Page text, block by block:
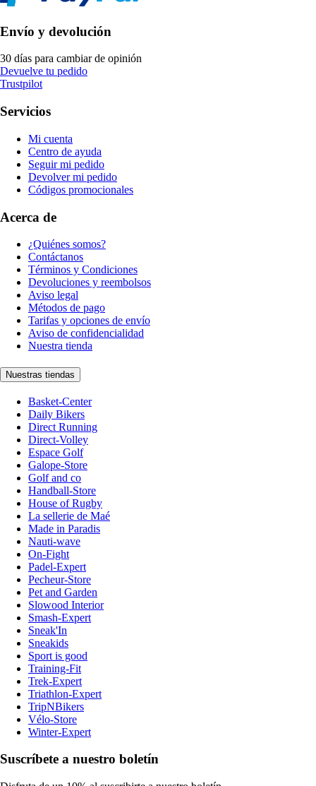
Envío y devolución
30 días para cambiar de opinión
Devuelve tu pedido
Trustpilot
Servicios
Mi cuenta
Centro de ayuda
Seguir mi pedido
Devolver mi pedido
Códigos promocionales
Acerca de
¿Quiénes somos?
Contáctanos
Términos y Condiciones
Devoluciones y reembolsos
Aviso legal
Métodos de pago
Tarifas y opciones de envío
Aviso de confidencialidad
Nuestra tienda
Nuestras tiendas
Basket-Center
Daily Bikers
Direct Running
Direct-Volley
Espace Golf
Galope-Store
Golf and co
Handball-Store
House of Rugby
La sellerie de Maé
Made in Paradis
Nauti-wave
On-Fight
Padel-Expert
Pecheur-Store
Pet and Garden
Slowood Interior
Smash-Expert
Sneak'In
Sneakids
Sport is good
Training-Fit
Trek-Expert
Triathlon-Expert
TripNBikers
Vélo-Store
Winter-Expert
Suscríbete a nuestro boletín